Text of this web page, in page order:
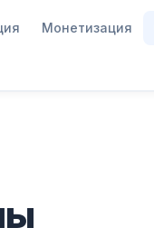
Монетизация